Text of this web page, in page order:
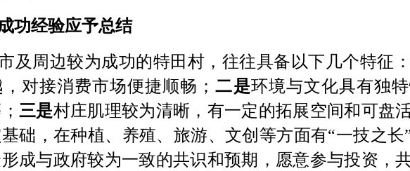
功经验应予总结
及周边较为成功的特田村，往往具备以下几个特征：
对接消费市场便捷顺畅； 二是环境与文化具有独
三是村庄肌理较为清晰，有一定的拓展空间和可盘
础，在种植、养殖、旅游、文创等方面有“一技之长”
成与政府较为一致的共识和预期，愿意参与投资，